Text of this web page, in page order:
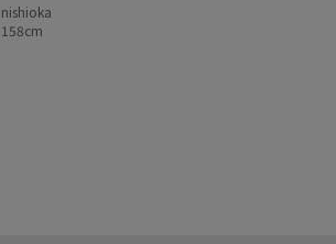
nishioka
158cm